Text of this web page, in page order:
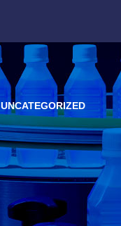
UNCATEGORIZED